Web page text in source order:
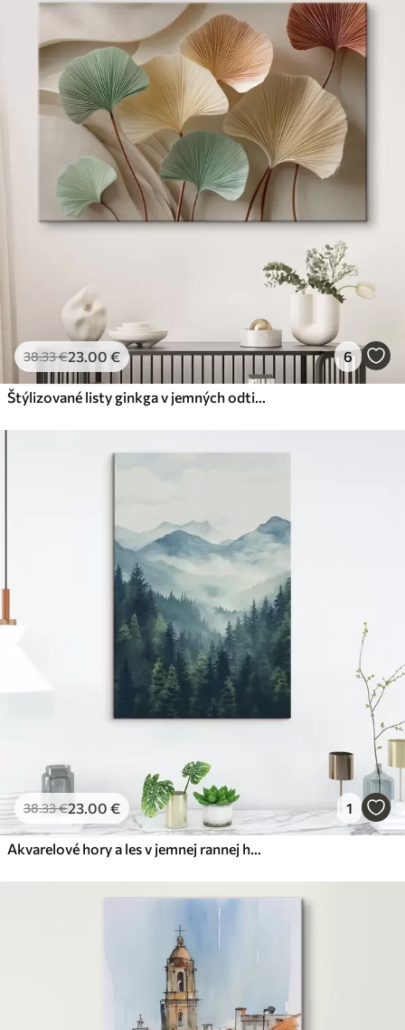
38.33€23.00 € 6
Štýlizované listy ginkga v jemných odtieňoch
38.33€23.00 € 1
Akvarelové hory a les v jemnej rannej hmle